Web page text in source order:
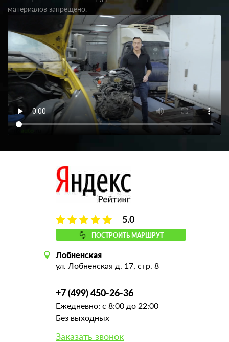
материалов запрещено.
5.0
ПОСТРОИТЬ МАРШРУТ
Лобненская
ул. Лобненская д. 17, стр. 8
+7 (499) 450-26-36
Ежедневно: с 8:00 до 22:00
Без выходных
Заказать звонок